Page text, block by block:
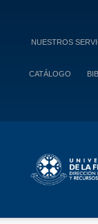
NUESTROS
CATÁLOGO